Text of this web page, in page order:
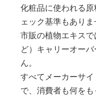
化粧品に使われる
ェック基準もありま
市販の植物エキス
ど）キャリーオー
ん。
すべてメーカーサ
で、消費者も何をも